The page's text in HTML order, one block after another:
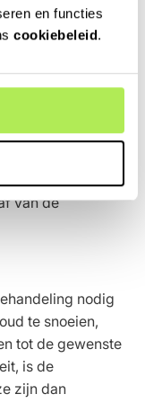
en functies
cookiebeleid.
aanwinst.
de groei
behoorlijk
fruitboom hoe
wordt.
van de
nodig
te snoeien,
tot de gewenste
is de
zijn dan